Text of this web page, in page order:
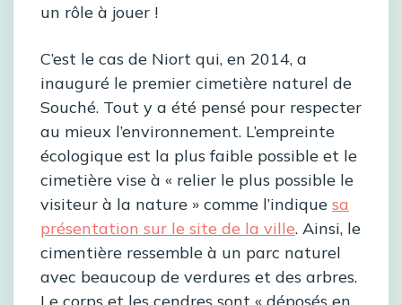
un rôle à jouer !
C’est le cas de Niort qui, en 2014, a
inauguré le premier cimetière naturel de
Souché. Tout y a été pensé pour respecter
au mieux l’environnement. L’empreinte
écologique est la plus faible possible et le
cimetière vise à « relier le plus possible le
visiteur à la nature » comme l’indique sa
présentation sur le site de la ville. Ainsi, le
cimentière ressemble à un parc naturel
avec beaucoup de verdures et des arbres.
Le corps et les cendres sont « déposés en